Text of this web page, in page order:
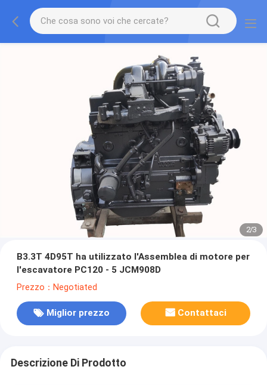
2/3
B3.3T 4D95T ha utilizzato l'Assemblea di motore per
l'escavatore PC120 - 5 JCM908D
Prezzo：Negotiated
Miglior prezzo Contattaci
Descrizione Di Prodotto